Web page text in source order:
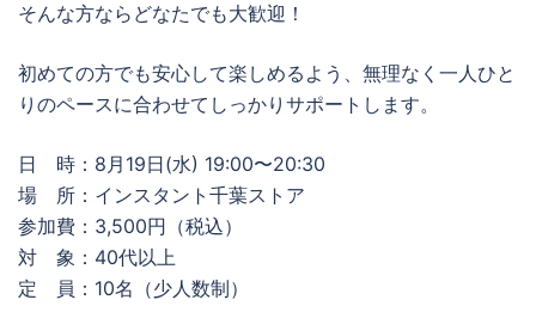
そんな方ならどなたでも大歓迎！
初めての方でも安心して楽しめるよう、無理なく一人ひと
りのペースに合わせてしっかりサポートします。
日 時：8月19日(水) 19:00〜20:30
場 所：インスタント千葉ストア
参加費：3,500円（税込）
対 象：40代以上
定 員：10名（少人数制）